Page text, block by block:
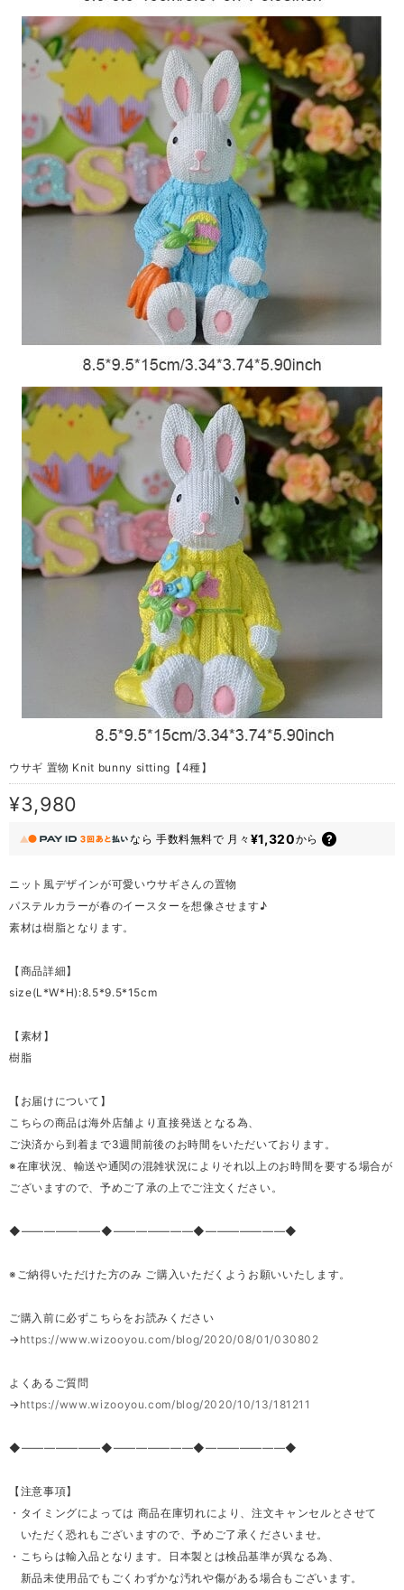
ウサギ 置物 Knit bunny sitting【4種】
¥3,980
なら 手数料無料で 月々 ¥1,320から
ニット風デザインが可愛いウサギさんの置物
パステルカラーが春のイースターを想像させます♪
素材は樹脂となります。
【商品詳細】
size(L*W*H):8.5*9.5*15cm
【素材】
樹脂
【お届けについて】
こちらの商品は海外店舗より直接発送となる為、
ご決済から到着まで3週間前後のお時間をいただいております。
※在庫状況、輸送や通関の混雑状況によりそれ以上のお時間を要する場合が
ございますので、予めご了承の上でご注文ください。
◆―――――――◆―――――――◆―――――――◆
※ご納得いただけた方のみ ご購入いただくようお願いいたします。
ご購入前に必ずこちらをお読みください
→ https://www.wizooyou.com/blog/2020/08/01/030802
よくあるご質問
→ https://www.wizooyou.com/blog/2020/10/13/181211
◆―――――――◆―――――――◆―――――――◆
【注意事項】
・タイミングによっては 商品在庫切れにより、注文キャンセルとさせて
いただく恐れもございますので、予めご了承くださいませ。
・こちらは輸入品となります。日本製とは検品基準が異なる為、
新品未使用品でもごくわずかな汚れや傷がある場合もございます。